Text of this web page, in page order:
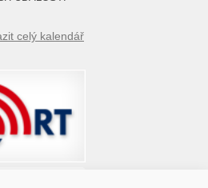
celý kalendář